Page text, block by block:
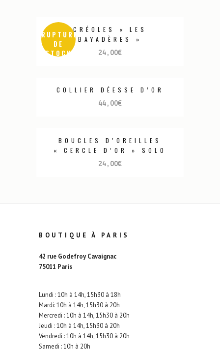
RUPTURE
DE
STOCK
CRÉOLES « LES
BAYADÈRES »
24,00€
COLLIER DÉESSE D’OR
44,00€
BOUCLES D’OREILLES
« CERCLE D’OR » SOLO
24,00€
BOUTIQUE À PARIS
42 rue Godefroy Cavaignac
75011 Paris
Lundi : 10h à 14h, 15h30 à 18h
Mardi: 10h à 14h, 15h30 à 20h
Mercredi : 10h à 14h, 15h30 à 20h
Jeudi : 10h à 14h, 15h30 à 20h
Vendredi : 10h à 14h, 15h30 à 20h
Samedi : 10h à 20h